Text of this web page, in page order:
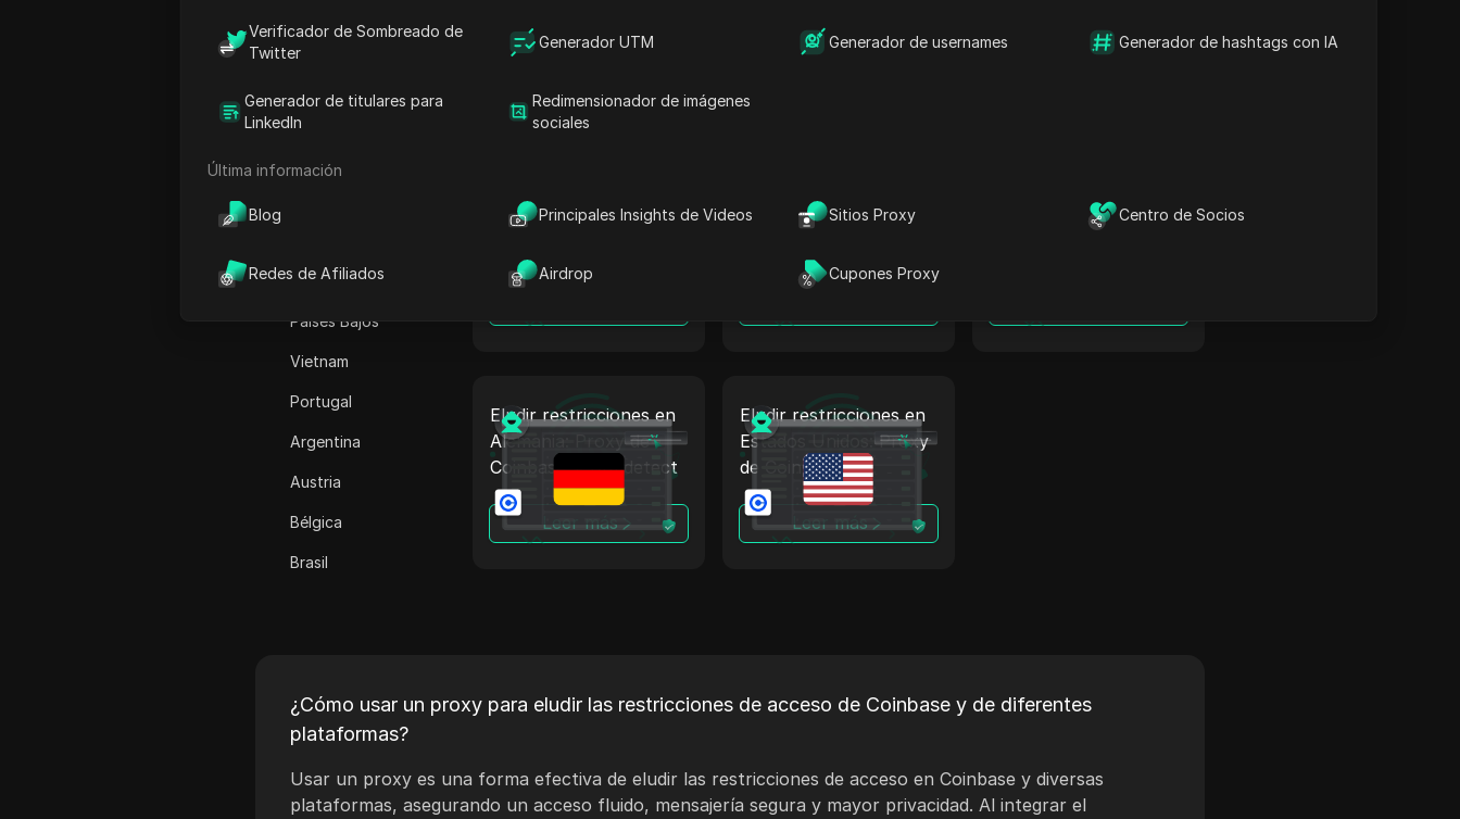
Verificador de Sombreado de
Twitter
Generador UTM Generador de usernames Generador de hashtags con IA
Generador de titulares para
LinkedIn
Redimensionador de imágenes
sociales
Última información
Blog Principales Insights de Videos Sitios Proxy Centro de Socios
Redes de Afiliados Airdrop Cupones Proxy
Alipay Global
Amazon
Amazon Prime Video
Dailymotion
Deezer
Discord
Estados Unidos
Francia
Pakistán
Italia
Países Bajos
Vietnam
Portugal
Argentina
Austria
Bélgica
Brasil
República Checa
Estonia
Coinbase + Antidetect
Coinbase + Antidetect
Coinbase + Antidetect
Eludir restricciones en
Finlandia: Proxy de
Eludir restricciones en
Islandia: Proxy de
Eludir restricciones en
Pakistán: Proxy de
Eludir restricciones en
Alemania: Proxy de
Coinbase + Antidetect
Leer más
Eludir restricciones en
Estados Unidos: Proxy
de Coinbase +
Antidetect
Leer más
¿Cómo usar un proxy para eludir las restricciones de acceso de Coinbase y de diferentes
plataformas?
Usar un proxy es una forma efectiva de eludir las restricciones de acceso en Coinbase y diversas
plataformas, asegurando un acceso fluido, mensajería segura y mayor privacidad. Al integrar el